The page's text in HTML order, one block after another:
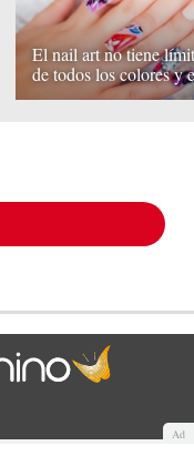
El nail art no tiene
de todos los colores y
Ad